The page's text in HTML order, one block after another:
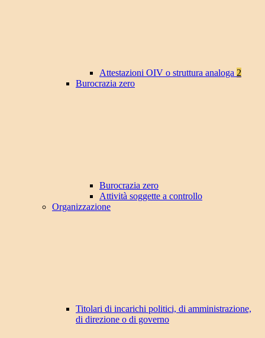
Attestazioni OIV o struttura analoga 2
Burocrazia zero
Burocrazia zero
Attività soggette a controllo
Organizzazione
Titolari di incarichi politici, di amministrazione,
di direzione o di governo